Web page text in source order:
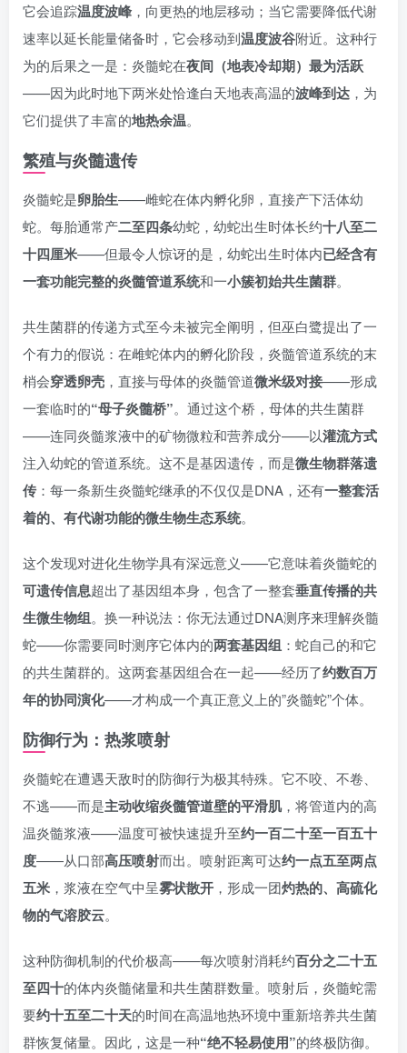
它会追踪温度波峰 ，向更热的地层移动；当它需要降低代谢
速率以延长能量储备时，它会移动到温度波谷附近。这种行
为的后果之一是：炎髓蛇在夜间（地表冷却期）最为活跃
——因为此时地下两米处恰逢白天地表高温的波峰到达 ，为
它们提供了丰富的地热余温。
繁殖与炎髓遗传
炎髓蛇是卵胎生——雌蛇在体内孵化卵，直接产下活体幼
蛇。每胎通常产二至四条幼蛇，幼蛇出生时体长约十八至二
十四厘米——但最令人惊讶的是，幼蛇出生时体内已经含有
一套功能完整的炎髓管道系统和一小簇初始共生菌群。
共生菌群的传递方式至今未被完全阐明，但巫白鹭提出了一
个有力的假说：在雌蛇体内的孵化阶段，炎髓管道系统的末
梢会穿透卵壳 ，直接与母体的炎髓管道微米级对接——形成
一套临时的“母子炎髓桥”。通过这个桥，母体的共生菌群
——连同炎髓浆液中的矿物微粒和营养成分——以灌流方式
注入幼蛇的管道系统。这不是基因遗传，而是微生物群落遗
传 ：每一条新生炎髓蛇继承的不仅仅是DNA，还有一整套活
着的、有代谢功能的微生物生态系统。
这个发现对进化生物学具有深远意义——它意味着炎髓蛇的
可遗传信息超出了基因组本身，包含了一整套垂直传播的共
生微生物组。换一种说法：你无法通过DNA测序来理解炎髓
蛇——你需要同时测序它体内的两套基因组 ：蛇自己的和它
的共生菌群的。这两套基因组合在一起——经历了约数百万
年的协同演化——才构成一个真正意义上的”炎髓蛇”个体。
防御行为：热浆喷射
炎髓蛇在遭遇天敌时的防御行为极其特殊。它不咬、不卷、
不逃——而是主动收缩炎髓管道壁的平滑肌，将管道内的高
温炎髓浆液——温度可被快速提升至约一百二十至一百五十
度——从口部高压喷射而出。喷射距离可达约一点五至两点
五米 ，浆液在空气中呈雾状散开 ，形成一团灼热的、高硫化
物的气溶胶云。
这种防御机制的代价极高——每次喷射消耗约百分之二十五
至四十的体内炎髓储量和共生菌群数量。喷射后，炎髓蛇需
要约十五至二十天的时间在高温地热环境中重新培养共生菌
群恢复储量。因此，这是一种“绝不轻易使用”的终极防御。